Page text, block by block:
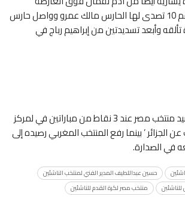
مباشرة وأخرى من رقم 10 تصدى لها الحارس مالك عمرو وواصل حارس
تألقه وأبعد تسديدتين من إبراهيم رباج في
بهذه النتيجة، تجمد رصيد منتخب مصر عند 3 نقاط من مباراتين في لمركز
الجزائر ’ بينما رفع المنتخب المغربي رصيده إلى
حسين عبداللطيف المدير الفني لمنتخب الناشئين
منتخب مصر لكرة القدم للناشئين